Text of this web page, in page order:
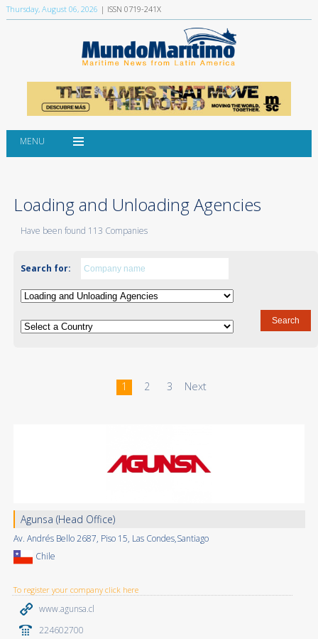
Thursday, August 06, 2026 | ISSN 0719-241X
MENU
Loading and Unloading Agencies
Have been found 113 Companies
Search for:
1 2 3 Next
Agunsa (Head Office)
Av. Andrés Bello 2687, Piso 15, Las Condes,Santiago
Chile
To register your company click here
www.agunsa.cl
224602700